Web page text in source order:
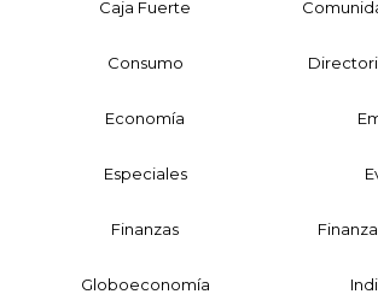
Caja Fuerte
Consumo
Economía
Especiales
Finanzas
Globoeconomía